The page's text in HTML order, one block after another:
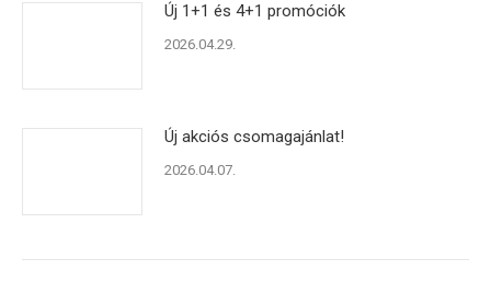
Új 1+1 és 4+1 promóciók
2026.04.29.
Új akciós csomagajánlat!
2026.04.07.